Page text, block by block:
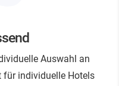
Auswahl an
für individuelle Hotels